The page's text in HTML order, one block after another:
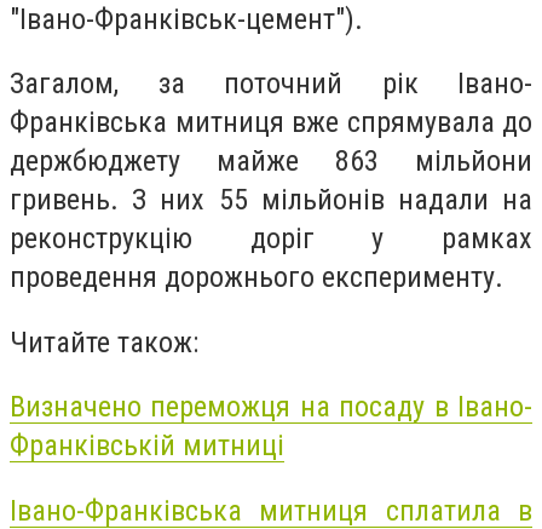
"Івано-Франківськ-цемент").
Загалом, за поточний рік Івано-
Франківська митниця вже спрямувала до
держбюджету майже 863 мільйони
гривень. З них 55 мільйонів надали на
реконструкцію доріг у рамках
проведення дорожнього експерименту.
Читайте також:
Визначено переможця на посаду в Івано-
Франківській митниці
Івано-Франківська митниця сплатила в